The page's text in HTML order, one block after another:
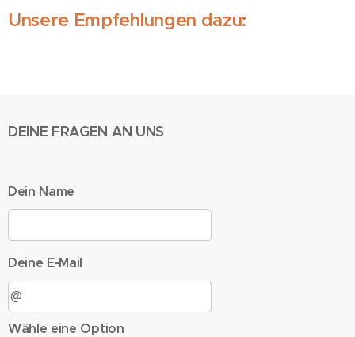
Unsere Empfehlungen dazu:
DEINE FRAGEN AN UNS
Dein Name
Deine E-Mail
Wähle eine Option